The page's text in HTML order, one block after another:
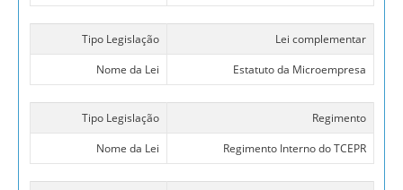
Tipo Legislação
Lei complementar
Nome da Lei
Estatuto da Microempresa
Tipo Legislação
Regimento
Nome da Lei
Regimento Interno do TCEPR